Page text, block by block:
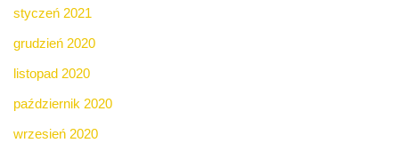
styczeń 2021
grudzień 2020
listopad 2020
październik 2020
wrzesień 2020